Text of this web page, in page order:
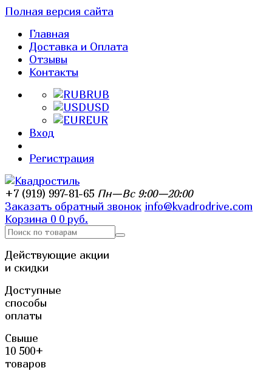
Полная версия сайта
Главная
Доставка и Оплата
Отзывы
Контакты
RUB
USD
EUR
Вход
Регистрация
+7 (919) 997-81-65 Пн—Вс 9:00—20:00
Заказать обратный звонок info@kvadrodrive.com
Корзина 0 0 руб.
Действующие акции
и скидки
Доступные
способы
оплаты
Свыше
10 500+
товаров